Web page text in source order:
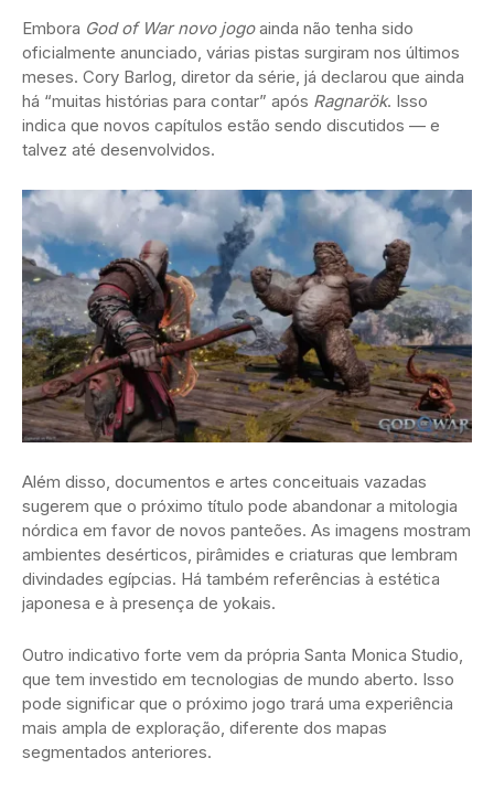
Embora God of War novo jogoainda não tenha sido
oficialmente anunciado, várias pistas surgiram nos últimos
meses. Cory Barlog, diretor da série, já declarou que ainda
há “muitas histórias para contar” após Ragnarök. Isso
indica que novos capítulos estão sendo discutidos — e
talvez até desenvolvidos.
Além disso, documentos e artes conceituais vazadas
sugerem que o próximo título pode abandonar a mitologia
nórdica em favor de novos panteões. As imagens mostram
ambientes desérticos, pirâmides e criaturas que lembram
divindades egípcias. Há também referências à estética
japonesa e à presença de yokais.
Outro indicativo forte vem da própria Santa Monica Studio,
que tem investido em tecnologias de mundo aberto. Isso
pode significar que o próximo jogo trará uma experiência
mais ampla de exploração, diferente dos mapas
segmentados anteriores.